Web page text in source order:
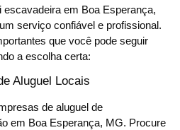
escavadeira em Boa Esperança,
serviço confiável e profissional.
que você pode seguir
a escolha certa:
Aluguel Locais
de aluguel de
em Boa Esperança, MG. Procure